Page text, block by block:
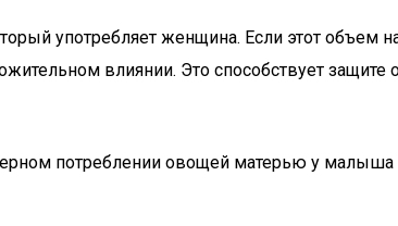
употребляет женщина. Если этот объем
влиянии. Это способствует защите
потреблении овощей матерью у малыша